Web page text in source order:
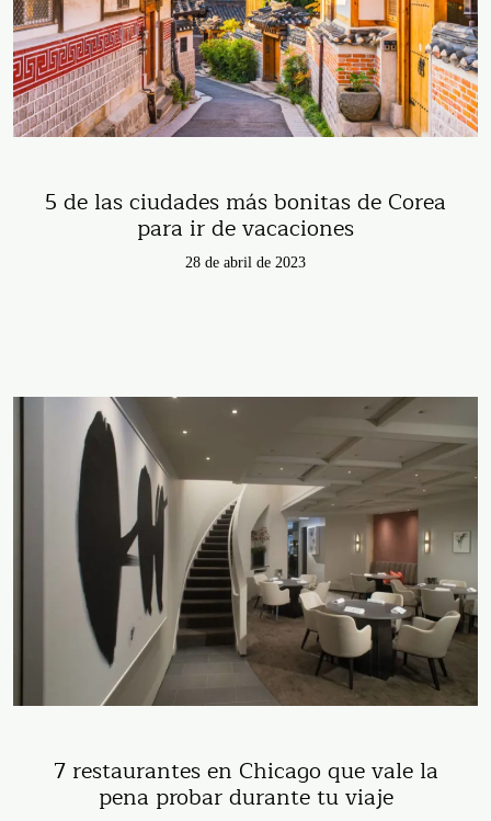
28 de abril de 2023
5 de las ciudades más bonitas de Corea
para ir de vacaciones
7 restaurantes en Chicago que vale la
pena probar durante tu viaje